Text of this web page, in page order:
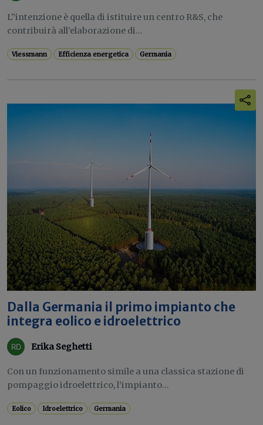
L'’intenzione è quella di istituire un centro R&S, che
contribuirà all’elaborazione di...
Viessmann Efficienza energetica Germania
Dalla Germania il primo impianto che
integra eolico e idroelettrico
Erika Seghetti
Con un funzionamento simile a una classica stazione di
pompaggio idroelettrico, l’impianto...
Eolico Idroelettrico Germania